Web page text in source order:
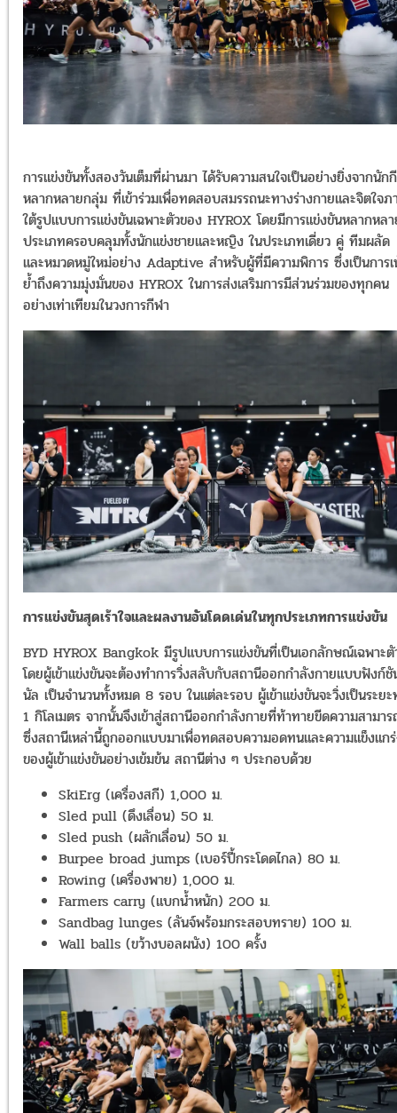
การแข่งขันทั้งสองวันเต็มที่ผ่านมา ได้รับความสนใจเป็นอย่างยิ่งจากนัก
หลากหลายกลุ่ม ที่เข้าร่วมเพื่อทดสอบสมรรถนะทางร่างกายและจิตใจภ
ใต้รูปแบบการแข่งขันเฉพาะตัวของ HYROX โดยมีการแข่งขันหลากหล
ประเภทครอบคลุมทั้งนักแข่งชายและหญิง ในประเภทเดี่ยว คู่ ทีมผลัด
และหมวดหมู่ใหม่อย่าง Adaptive สำหรับผู้ที่มีความพิการ ซึ่งเป็นการ
ย้ำถึงความมุ่งมั่นของ HYROX ในการส่งเสริมการมีส่วนร่วมของทุกคน
อย่างเท่าเทียมในวงการกีฬา
การแข่งขันสุดเร้าใจและผลงานอันโดดเด่นในทุกประเภทการแข่งขัน
BYD HYROX Bangkok มีรูปแบบการแข่งขันที่เป็นเอกลักษณ์เฉพาะตั
โดยผู้เข้าแข่งขันจะต้องทำการวิ่งสลับกับสถานีออกกำลังกายแบบฟังก์ชั
นัล เป็นจำนวนทั้งหมด 8 รอบ ในแต่ละรอบ ผู้เข้าแข่งขันจะวิ่งเป็นระยะ
1 กิโลเมตร จากนั้นจึงเข้าสู่สถานีออกกำลังกายที่ท้าทายขีดความสามา
ซึ่งสถานีเหล่านี้ถูกออกแบบมาเพื่อทดสอบความอดทนและความแข็งแก
ของผู้เข้าแข่งขันอย่างเข้มข้น สถานีต่าง ๆ ประกอบด้วย
SkiErg (เครื่องสกี) 1,000 ม.
Sled pull (ดึงเลื่อน) 50 ม.
Sled push (ผลักเลื่อน) 50 ม.
Burpee broad jumps (เบอร์ปี้กระโดดไกล) 80 ม.
Rowing (เครื่องพาย) 1,000 ม.
Farmers carry (แบกน้ำหนัก) 200 ม.
Sandbag lunges (ลันจ์พร้อมกระสอบทราย) 100 ม.
Wall balls (ขว้างบอลผนัง) 100 ครั้ง